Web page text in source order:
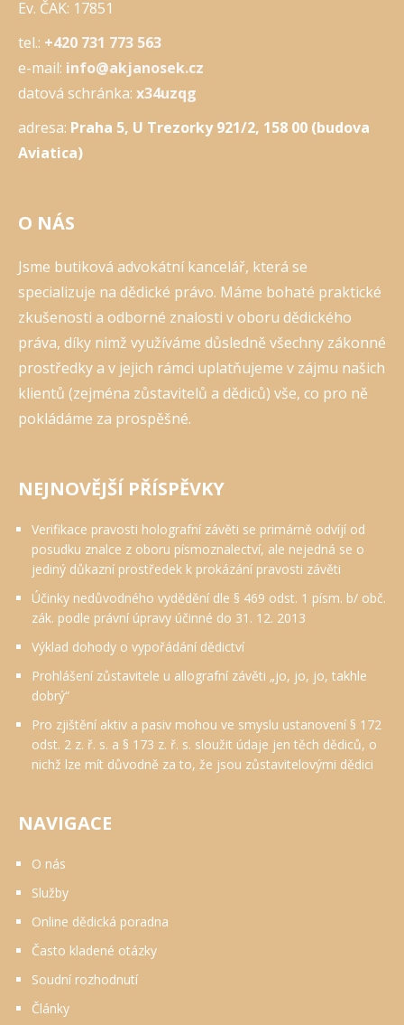
Ev. ČAK: 17851
tel.: +420 731 773 563
e-mail: info@akjanosek.cz
datová schránka: x34uzqg
adresa: Praha 5, U Trezorky 921/2, 158 00 (budova
Aviatica)
O NÁS
Jsme butiková advokátní kancelář, která se
specializuje na dědické právo. Máme bohaté praktické
zkušenosti a odborné znalosti v oboru dědického
práva, díky nimž využíváme důsledně všechny zákonné
prostředky a v jejich rámci uplatňujeme v zájmu našich
klientů (zejména zůstavitelů a dědiců) vše, co pro ně
pokládáme za prospěšné.
NEJNOVĚJŠÍ PŘÍSPĚVKY
Verifikace pravosti holografní závěti se primárně odvíjí od
posudku znalce z oboru písmoznalectví, ale nejedná se o
jediný důkazní prostředek k prokázání pravosti závěti
Účinky nedůvodného vydědění dle § 469 odst. 1 písm. b/ obč.
zák. podle právní úpravy účinné do 31. 12. 2013
Výklad dohody o vypořádání dědictví
Prohlášení zůstavitele u allografní závěti „jo, jo, jo, takhle
dobrý“
Pro zjištění aktiv a pasiv mohou ve smyslu ustanovení § 172
odst. 2 z. ř. s. a § 173 z. ř. s. sloužit údaje jen těch dědiců, o
nichž lze mít důvodně za to, že jsou zůstavitelovými dědici
NAVIGACE
O nás
Služby
Online dědická poradna
Často kladené otázky
Soudní rozhodnutí
Články